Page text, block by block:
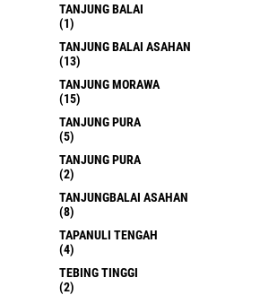
TANJUNG BALAI
(1)
TANJUNG BALAI ASAHAN
(13)
TANJUNG MORAWA
(15)
TANJUNG PURA
(5)
TANJUNG PURA
(2)
TANJUNGBALAI ASAHAN
(8)
TAPANULI TENGAH
(4)
TEBING TINGGI
(2)